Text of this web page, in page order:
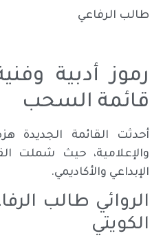
طالب الرفاعي
رموز أدبية
قائمة السحب
أحدثت القائمة الجديدة
والإعلامية، حيث شملت
الإبداعي والأكاديمي.
الروائي طالب
الكويتي